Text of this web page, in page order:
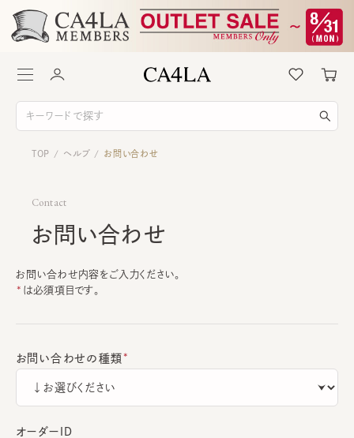
TOP / ヘルプ / お問い合わせ
Contact
お問い合わせ
お問い合わせ内容をご入力ください。
は必須項目です。
お問い合わせの種類
オーダーＩＤ